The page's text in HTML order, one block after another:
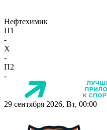
Нефтехимик
П1
-
X
-
П2
-
29 сентября 2026, Вт, 00:00